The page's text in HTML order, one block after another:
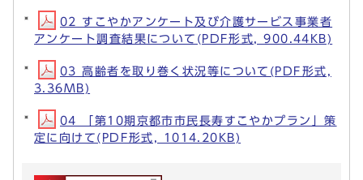
02 すこやかアンケート及び介護サービス事業者
アンケート調査結果について(PDF形式, 900.44KB)
03 高齢者を取り巻く状況等について(PDF形式,
3.36MB)
04 「第10期京都市市民長寿すこやかプラン」策
定に向けて(PDF形式, 1014.20KB)